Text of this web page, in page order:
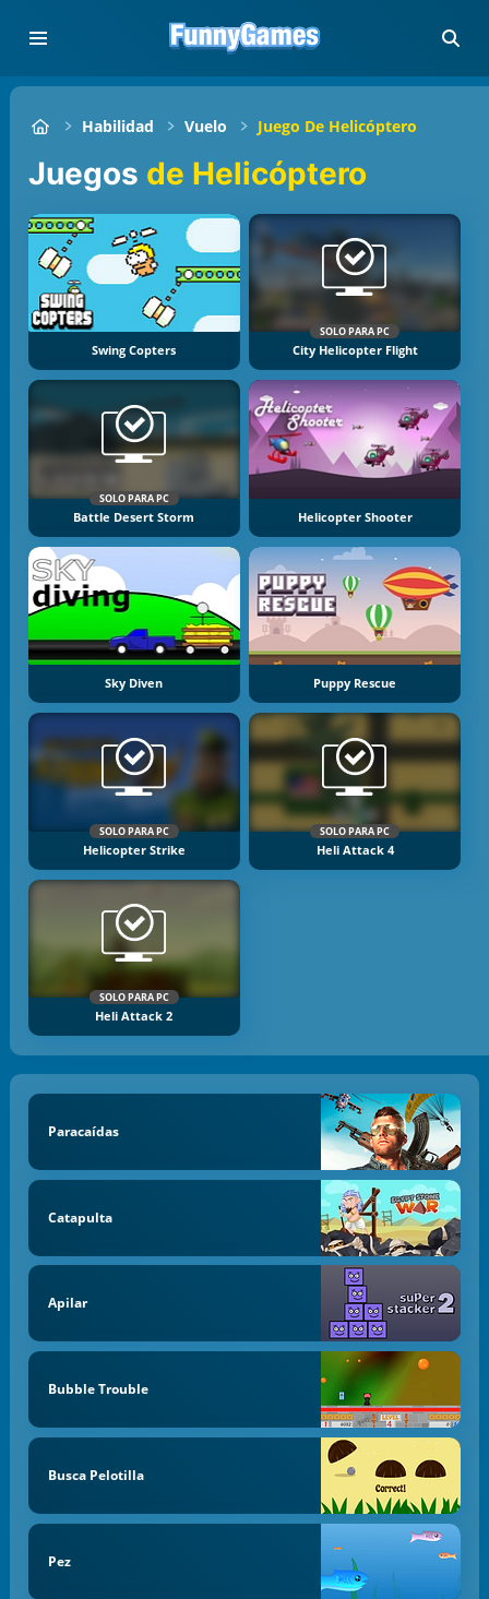
Habilidad Vuelo Juego De Helicóptero
Juegos de Helicóptero
Swing Copters
SOLO PARA PC
City Helicopter Flight
SOLO PARA PC
Battle Desert Storm Helicopter Shooter
Sky Diven Puppy Rescue
SOLO PARA PC
Helicopter Strike
SOLO PARA PC
Heli Attack 4
SOLO PARA PC
Heli Attack 2
Paracaídas
Catapulta
Apilar
Bubble Trouble
Busca Pelotilla
Pez